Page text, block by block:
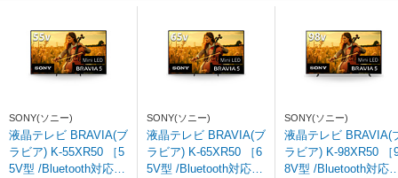
SONY(ソニー)
液晶テレビ BRAVIA(ブ
ラビア) K-55XR50 ［5
5V型 /Bluetooth対応 /4
SONY(ソニー)
液晶テレビ BRAVIA(ブ
ラビア) K-65XR50 ［6
5V型 /Bluetooth対応 /4
SONY(ソニー)
液晶テレビ BRAVIA(
ラビア) K-98XR50 ［9
8V型 /Bluetooth対応 /